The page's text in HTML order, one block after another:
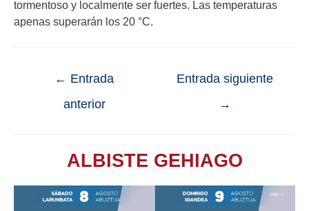
tormentoso y localmente ser fuertes. Las temperaturas
apenas superarán los 20 °C.
← Entrada
anterior
Entrada siguiente
→
ALBISTE GEHIAGO